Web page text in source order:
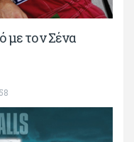
με τον Σένα